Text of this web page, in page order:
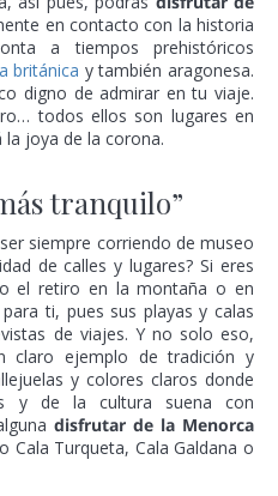
en contacto con la historia
a tiempos prehistóricos
británica y también aragonesa.
digno de admirar en tu viaje.
todos ellos son lugares en
joya de la corona.
tranquilo”
siempre corriendo de museo
de calles y lugares? Si eres
el retiro en la montaña o en
ti, pues sus playas y calas
de viajes. Y no solo eso,
claro ejemplo de tradición y
y colores claros donde
y de la cultura suena con
disfrutar de la Menorca
Cala Turqueta, Cala Galdana o